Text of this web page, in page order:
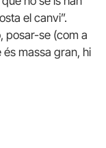
el canvi”.
posar-se (com a
massa gran, hi